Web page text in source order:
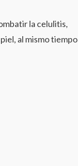
la celulitis,
al mismo tiempo